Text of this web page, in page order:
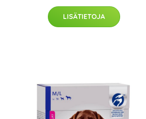
LISÄTIETOJA